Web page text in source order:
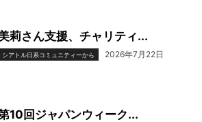
莉さん支援、チャリティ...
シアトル日系コミュニティーから 2026年7月22日
10回ジャパンウィーク...